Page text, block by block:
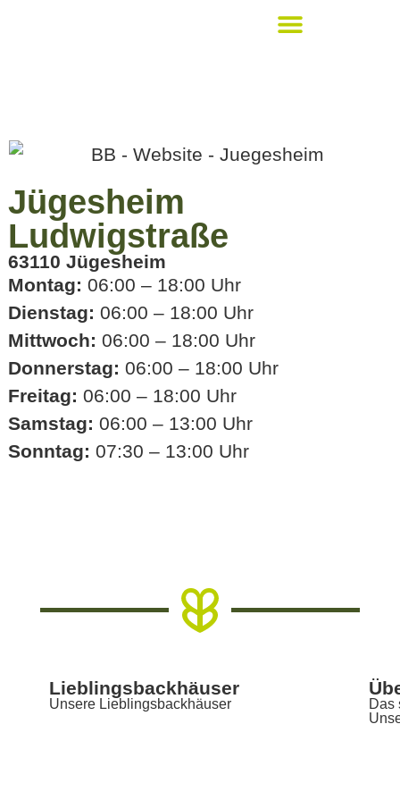
Jügesheim
Ludwigstraße
63110 Jügesheim
Montag: 06:00 – 18:00 Uhr
Dienstag: 06:00 – 18:00 Uhr
Mittwoch: 06:00 – 18:00 Uhr
Donnerstag: 06:00 – 18:00 Uhr
Freitag: 06:00 – 18:00 Uhr
Samstag: 06:00 – 13:00 Uhr
Sonntag: 07:30 – 13:00 Uhr
Lieblingsbackhäuser
Unsere Lieblingsbackhäuser
Das